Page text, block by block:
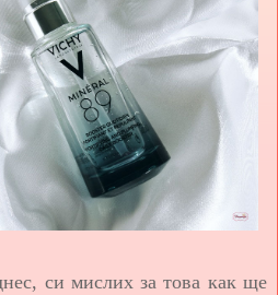
си мислих за това как ще